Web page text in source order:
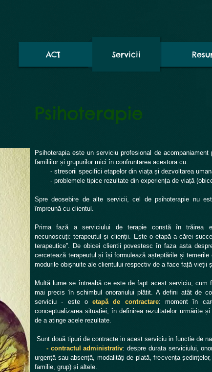
ACT Servicii
Psihoterapie
Psihoterapia este un serviciu profesional de acompaniament
familiilor și grupurilor mici în confruntarea acestora cu:
- stresorii specifici etapelor din viața și dezvoltarea
- problemele tipice rezultate din experiența de viață
Spre deosebire de alte servicii, cel de psihoterapie nu
împreunăcu clientul.
Prima fază a serviciului de terapie constă în trăirea
necunoscuți: terapeutul și clienții. Este o etapă a cărei
terapeutice”. De obicei clientii povestesc în faza asta
cercetează terapeutul și își formulează așteptările și
modurile obișnuite ale clientului respectiv de a face față vieții
Multă lume se întreabă ce este de fapt acest serviciu, cum
mai precis în schimbul onorariului plătit. A defini atât de
serviciu - este oetapă de contractare: moment în
conceptualizarea situației, în definirea rezultatelor urmărite
de a atinge acele rezultate.
Sunt două tipuri de contracte in acest serviciu in functie de
- contractul administrativ: despre durata serviciului,
urgență sau absență, modalități de plată, frecvența
familie, grup) și altele.